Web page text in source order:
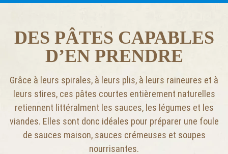
DES PÂTES CAPABLES
D’EN PRENDRE
Grâce à leurs spirales, à leurs plis, à leurs raineures et à
leurs stires, ces pâtes courtes entièrement naturelles
retiennent littéralment les sauces, les légumes et les
viandes. Elles sont donc idéales pour préparer une foule
de sauces maison, sauces crémeuses et soupes
nourrisantes.